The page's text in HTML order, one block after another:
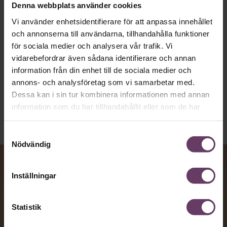
Denna webbplats använder cookies
Vi använder enhetsidentifierare för att anpassa innehållet
och annonserna till användarna, tillhandahålla funktioner
för sociala medier och analysera vår trafik. Vi
vidarebefordrar även sådana identifierare och annan
information från din enhet till de sociala medier och
annons- och analysföretag som vi samarbetar med.
Dessa kan i sin tur kombinera informationen med annan
information som du har tillhandahållit eller som de har
Nödvändig
Inställningar
Statistik
vägen för den som vill nå fram till
toppcheferna?
Kommunikation
Fredrik Kullberg
Publicerad2026-08-07